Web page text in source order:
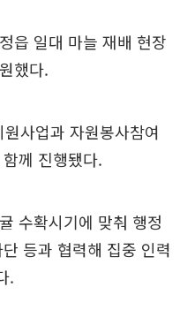
읍 일대 마늘 재배 현장
했다.
사업과 자원봉사참여
께 진행됐다.
수확시기에 맞춰 행정
등과 협력해 집중 인력
.